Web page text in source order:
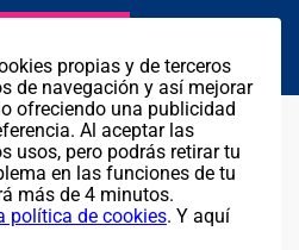
319 902
propias y de terceros
de navegación y así mejorar
ofreciendo una publicidad
Al aceptar las
usos, pero podrás retirar tu
en las funciones de tu
más de 4 minutos.
política de cookies. Y aquí